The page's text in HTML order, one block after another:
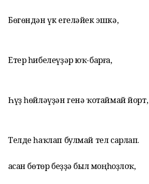
Бөгөндән үк егеләйек эшкә,
Етер һибелеүҙәр юҡ-барға,
Һүҙ һөйләүҙән генә ҡотаймай йорт,
Телде һаҡлап булмай тел сарлап.
Ҡасан бөтөр беҙҙә был моңһоҙлоҡ,